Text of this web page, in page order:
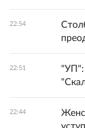
22:54
22:51
"УП":
22:44